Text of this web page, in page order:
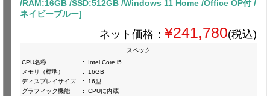
/RAM:16GB /SSD:512GB /Windows 11 Home /Office OP付 /
ネイビーブルー]
ネット価格： ¥241,780(税込)
スペック
CPU名称
:
Intel Core i5
メモリ（標準）
:
16GB
ディスプレイサイズ
:
16型
グラフィック機能
:
CPUに内蔵